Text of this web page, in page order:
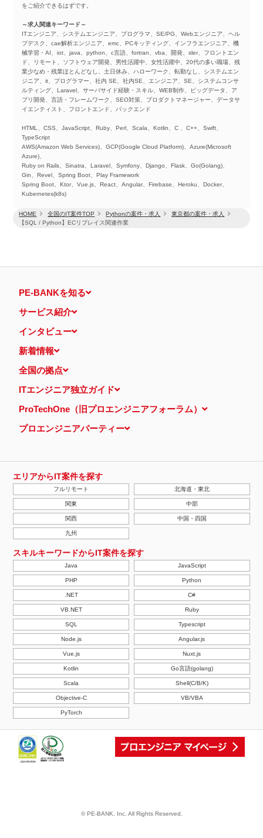
HOME 全国のIT案件TOP Pythonの案件・求人
東京都の案件・求人
【SQL / Python】ECリプレイス関連作業
をご紹介できるはずです。
～求人関連キーワード～
ITエンジニア、システムエンジニア、プログラマ、SE/PG、Webエンジニア、ヘル
プデスク、cae解析エンジニア、emc、PCキッティング、インフラエンジニア、機
械学習・AI、iot、java、python、c言語、fortran、vba、開発、sler、フロントエン
ド、リモート、ソフトウェア開発、男性活躍中、女性活躍中、20代の多い職場、残
業少なめ・残業ほとんどなし、土日休み、ハローワーク、転勤なし、システムエン
ジニア、it、プログラマー、社内 SE、社内SE、エンジニア、SE、システムコンサ
ルティング、Laravel、サーバサイド経験・スキル、WEB制作、ビッグデータ、ア
プリ開発、言語・フレームワーク、SEO対策、プロダクトマネージャー、データサ
イエンティスト、フロントエンド、バックエンド
HTML、CSS、JavaScript、Ruby、Perl、Scala、Kotlin、C 、C++、Swift、
TypeScript
AWS(Amazon Web Services)、GCP(Google Cloud Platform)、Azure(Microsoft
Azure)、
Ruby on Rails、Sinatra、Laravel、Symfony、Django、Flask、Go(Golang)、
Gin、Revel、Spring Boot、Play Framework
Spring Boot、Ktor、Vue.js、React、Angular、Firebase、Heroku、Docker、
Kubernetes(k8s)
PE-BANKを知る
サービス紹介
インタビュー
新着情報
全国の拠点
ITエンジニア独立ガイド
ProTechOne（旧プロエンジニアフォーラム）
プロエンジニアパーティー
エリアからIT案件を探す
フルリモート 北海道・東北
関東 中部
関西 中国・四国
九州
スキルキーワードからIT案件を探す
Java JavaScript
PHP Python
.NET C#
VB.NET Ruby
SQL Typescript
Node.js Angular.js
Vue.js Nuxt.js
Kotlin Go言語(golang)
Scala Shell(C/B/K)
Objective-C VB/VBA
PyTorch
© PE-BANK, Inc. All Rights Reserved.